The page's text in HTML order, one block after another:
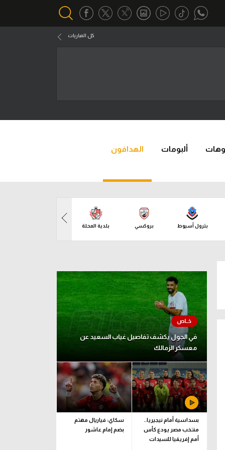
تحقيق في الجول
حكايات في الجول
كويز في الجول
فيديو في الجول
كل المباريات
ألبومات الهدافون
بترول أسيوط بروكسي بلدية المحلة
في الجول يكشف تفاصيل غياب السعيد عن
معسكر الزمالك
بسداسية أمام نيجيريا..
منتخب مصر يودع كأس
أمم إفريقيا للسيدات
سكاي: فياريال مهتم
بضم إمام عاشور